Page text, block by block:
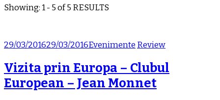
Showing: 1 - 5 of 5 RESULTS
29/03/201629/03/2016Evenimente Review
Vizita prin Europa – Clubul
European – Jean Monnet